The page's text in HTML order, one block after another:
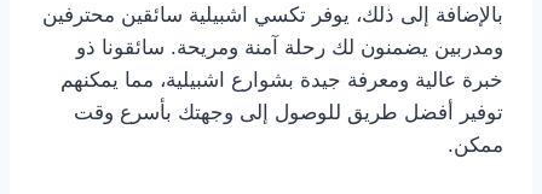
بالإضافة إلى ذلك، يوفر تكسي اشبيلية سائقين محترفين
ومدربين يضمنون لك رحلة آمنة ومريحة. سائقونا ذو
خبرة عالية ومعرفة جيدة بشوارع اشبيلية، مما يمكنهم
توفير أفضل طريق للوصول إلى وجهتك بأسرع وقت
ممكن.